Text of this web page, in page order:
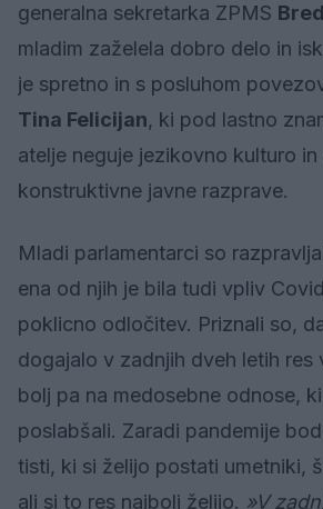
generalna sekretarka ZPMS
mladim zaželela dobro delo in
je spretno in s posluhom
Tina Felicijan, ki pod lastno
atelje neguje jezikovno kulturo
konstruktivne javne razprave.
Mladi parlamentarci so
ena od njih je bila tudi vpliv
poklicno odločitev. Priznali so,
dogajalo v zadnjih dveh letih res
bolj pa na medosebne odnose,
poslabšali. Zaradi pandemije
tisti, ki si želijo postati umetniki,
ali si to res najbolj želijo. »V